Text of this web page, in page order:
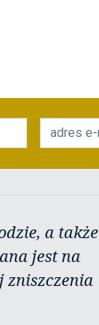
a także
jest na
zniszczenia